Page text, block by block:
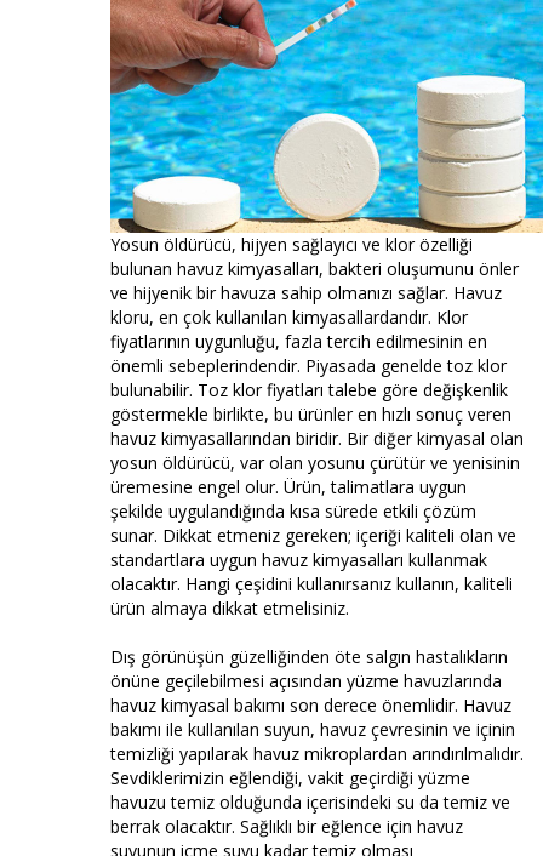
Yosun öldürücü, hijyen sağlayıcı ve klor özelliği
bulunan havuz kimyasalları, bakteri oluşumunu önler
ve hijyenik bir havuza sahip olmanızı sağlar. Havuz
kloru, en çok kullanılan kimyasallardandır. Klor
fiyatlarının uygunluğu, fazla tercih edilmesinin en
önemli sebeplerindendir. Piyasada genelde toz klor
bulunabilir. Toz klor fiyatları talebe göre değişkenlik
göstermekle birlikte, bu ürünler en hızlı sonuç veren
havuz kimyasallarından biridir. Bir diğer kimyasal olan
yosun öldürücü, var olan yosunu çürütür ve yenisinin
üremesine engel olur. Ürün, talimatlara uygun
şekilde uygulandığında kısa sürede etkili çözüm
sunar. Dikkat etmeniz gereken; içeriği kaliteli olan ve
standartlara uygun havuz kimyasalları kullanmak
olacaktır. Hangi çeşidini kullanırsanız kullanın, kaliteli
ürün almaya dikkat etmelisiniz.
Dış görünüşün güzelliğinden öte salgın hastalıkların
önüne geçilebilmesi açısından yüzme havuzlarında
havuz kimyasal bakımı son derece önemlidir. Havuz
bakımı ile kullanılan suyun, havuz çevresinin ve içinin
temizliği yapılarak havuz mikroplardan arındırılmalıdır.
Sevdiklerimizin eğlendiği, vakit geçirdiği yüzme
havuzu temiz olduğunda içerisindeki su da temiz ve
berrak olacaktır. Sağlıklı bir eğlence için havuz
suyunun içme suyu kadar temiz olması